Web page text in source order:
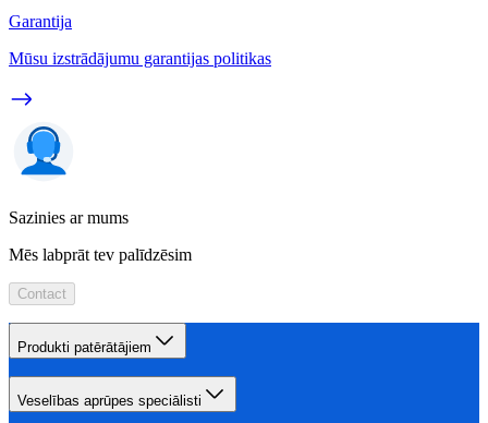
Garantija
Mūsu izstrādājumu garantijas politikas
Sazinies ar mums
Mēs labprāt tev palīdzēsim
Contact
Produkti patērātājiem
Veselības aprūpes speciālisti